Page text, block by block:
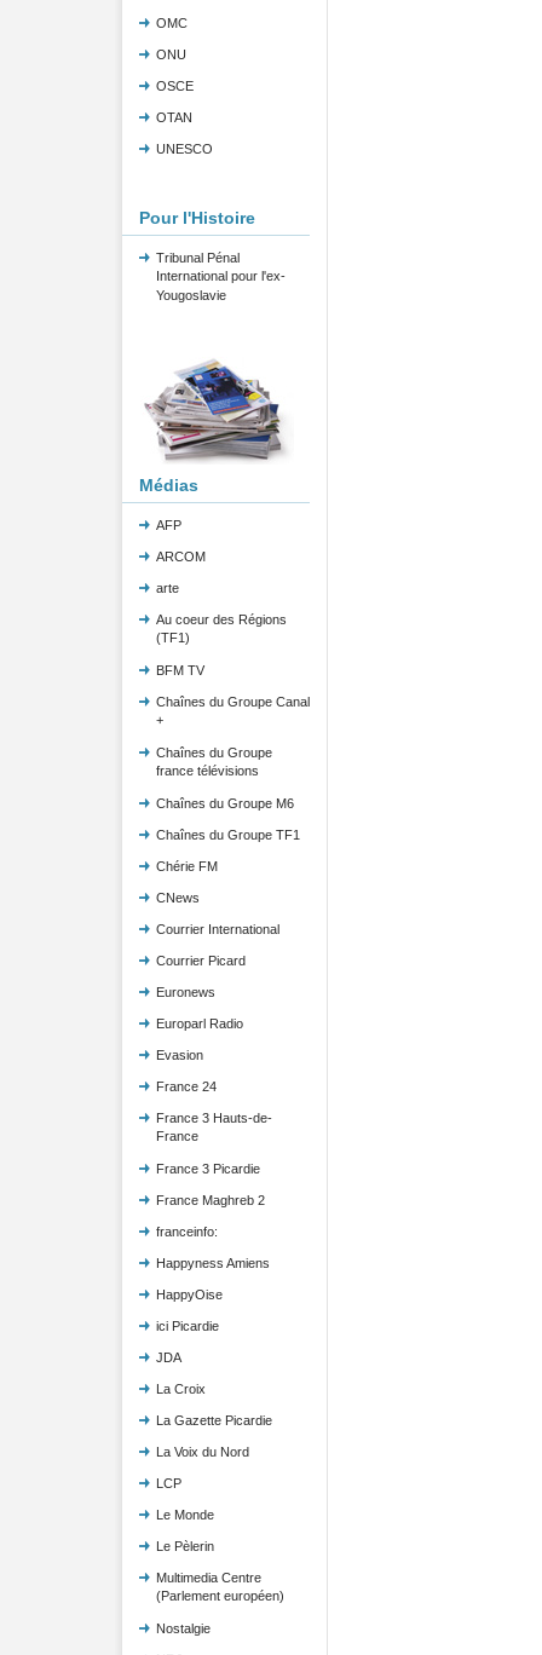
OMC
ONU
OSCE
OTAN
UNESCO
Pour l'Histoire
Tribunal Pénal
International pour l'ex-
Yougoslavie
Médias
AFP
ARCOM
arte
Au coeur des Régions
(TF1)
BFM TV
Chaînes du Groupe Canal
+
Chaînes du Groupe
france télévisions
Chaînes du Groupe M6
Chaînes du Groupe TF1
Chérie FM
CNews
Courrier International
Courrier Picard
Euronews
Europarl Radio
Evasion
France 24
France 3 Hauts-de-
France
France 3 Picardie
France Maghreb 2
franceinfo:
Happyness Amiens
HappyOise
ici Picardie
JDA
La Croix
La Gazette Picardie
La Voix du Nord
LCP
Le Monde
Le Pèlerin
Multimedia Centre
(Parlement européen)
Nostalgie